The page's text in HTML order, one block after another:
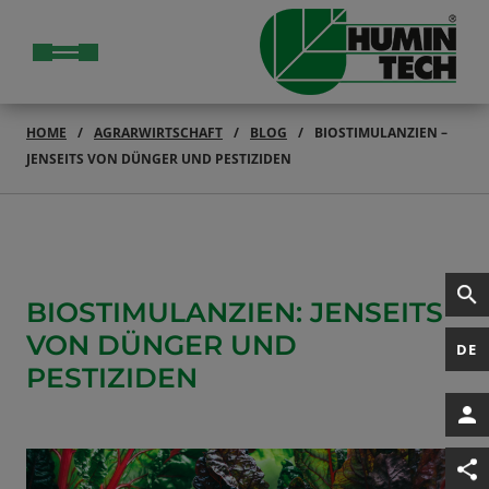
DE
HOME AGRARWIRTSCHAFT BLOG
BIOSTIMULANZIEN –
JENSEITS VON DÜNGER UND PESTIZIDEN
BIOSTIMULANZIEN: JENSEITS
VON DÜNGER UND
PESTIZIDEN